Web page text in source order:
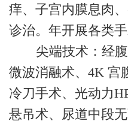
痒、子宫内膜息肉
诊治。年开展各类手
尖端技术：经
微波消融术、4K 宫
冷刀手术、光动力
悬吊术、尿道中段无